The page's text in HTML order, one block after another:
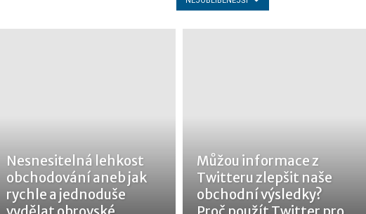
Nesnesitelná lehkost
obchodování aneb jak
rychle a jednoduše
Můžou informace z
Twitteru zlepšit naše
obchodní výsledky?